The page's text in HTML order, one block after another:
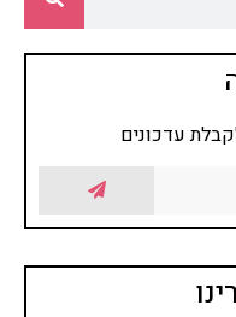
עדכונים